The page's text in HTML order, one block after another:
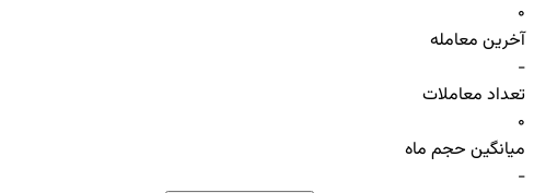
0
آخرین معامله
-
تعداد معاملات
0
میانگین حجم ماه
-